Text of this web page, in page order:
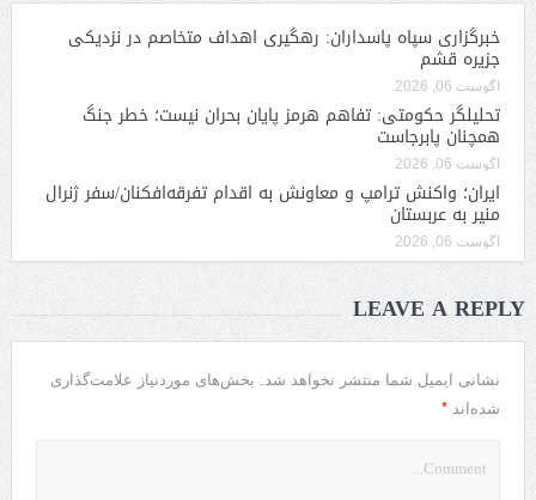
خبرگزاری سپاه پاسداران: رهگیری اهداف متخاصم در نزدیکی
جزیره قشم
آگوست 06, 2026
تحلیلگر حکومتی: تفاهم هرمز پایان بحران نیست؛ خطر جنگ
همچنان پابرجاست
آگوست 06, 2026
ایران؛ واکنش ترامپ و معاونش به اقدام تفرقه‌افکنان/سفر ژنرال
منیر به عربستان
آگوست 06, 2026
LEAVE A REPLY
نشانی ایمیل شما منتشر نخواهد شد. بخش‌های موردنیاز علامت‌گذاری
شده‌اند *